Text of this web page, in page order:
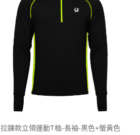
拉鍊款立領運動T桖-長袖-黑色+螢黃色